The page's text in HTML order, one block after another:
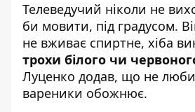
Телеведучий ніколи не
би мовити, під градусом.
не вживає спиртне, хіба
трохи білого чи
Луценко додав, що не
вареники обожнює.